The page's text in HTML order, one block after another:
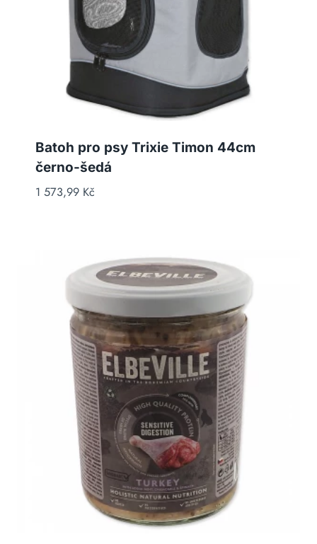
Batoh pro psy Trixie Timon 44cm
černo-šedá
1 573,99 Kč